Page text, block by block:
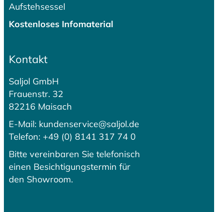
Aufstehsessel
Kostenloses Infomaterial
Kontakt
Saljol GmbH
Frauenstr. 32
82216 Maisach
E-Mail: kundenservice@saljol.de
Telefon: +49 (0) 8141 317 74 0
Bitte vereinbaren Sie telefonisch
einen Besichtigungstermin für
den Showroom.